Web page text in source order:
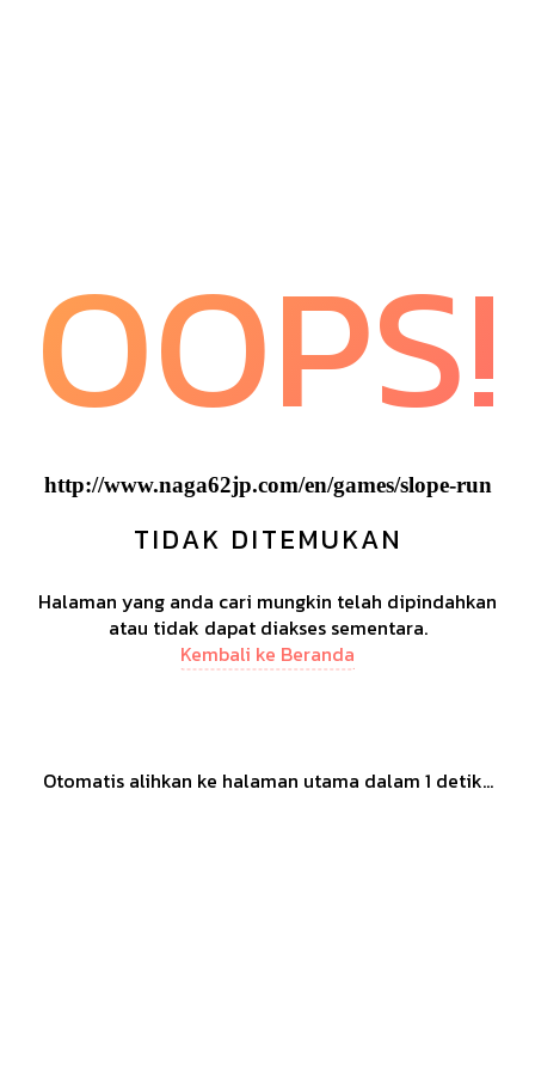
OOPS!
http://www.naga62jp.com/en/games/slope-run
TIDAK DITEMUKAN
Halaman yang anda cari mungkin telah dipindahkan
atau tidak dapat diakses sementara.
Kembali ke Beranda
Otomatis alihkan ke halaman utama dalam 1 detik...